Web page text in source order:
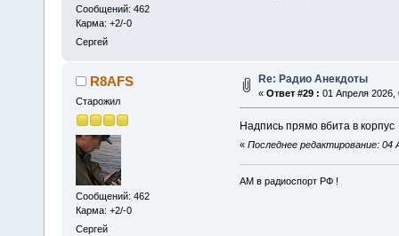
Сообщений: 462
Карма: +2/-0
Сергей
R8AFS
Старожил
Сообщений: 462
Карма: +2/-0
Сергей
Re: Радио Анекдоты
« Ответ #29 : 01 Апреля 2026,
Надпись прямо вбита в корпус
« Последнее редактирование: 04
АМ в радиоспорт РФ !